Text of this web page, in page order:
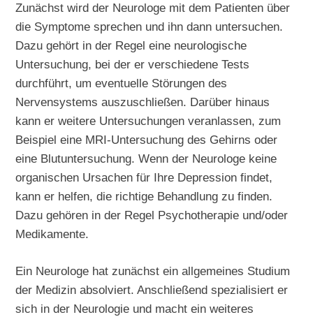
Zunächst wird der Neurologe mit dem Patienten über
die Symptome sprechen und ihn dann untersuchen.
Dazu gehört in der Regel eine neurologische
Untersuchung, bei der er verschiedene Tests
durchführt, um eventuelle Störungen des
Nervensystems auszuschließen. Darüber hinaus
kann er weitere Untersuchungen veranlassen, zum
Beispiel eine MRI-Untersuchung des Gehirns oder
eine Blutuntersuchung. Wenn der Neurologe keine
organischen Ursachen für Ihre Depression findet,
kann er helfen, die richtige Behandlung zu finden.
Dazu gehören in der Regel Psychotherapie und/oder
Medikamente.
Ein Neurologe hat zunächst ein allgemeines Studium
der Medizin absolviert. Anschließend spezialisiert er
sich in der Neurologie und macht ein weiteres